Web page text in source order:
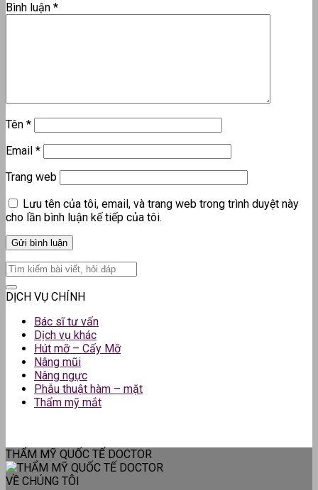
Bình luận *
Tên *
Email *
Trang web
Lưu tên của tôi, email, và trang web trong trình duyệt này
cho lần bình luận kế tiếp của tôi.
DỊCH VỤ CHÍNH
Bác sĩ tư vấn
Dịch vụ khác
Hút mỡ – Cấy Mỡ
Nâng mũi
Nâng ngực
Phẫu thuật hàm – mặt
Thẩm mỹ mắt
THẨM MỸ QUỐC TẾ DOCTOR
VỀ CHÚNG TÔI